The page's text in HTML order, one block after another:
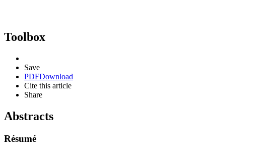
Toolbox
Save
PDFDownload
Cite this article
Share
Abstracts
Résumé